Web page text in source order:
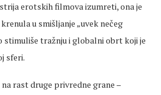
erotskih filmova izumreti, ona je
u smišljanje „uvek nečeg
stimuliše tražnju i globalni obrt koji je
sferi.
rast druge privredne grane –